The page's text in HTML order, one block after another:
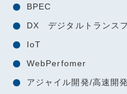
BPEC
DX デジタルトランス
IoT
WebPerfomer
アジャイル開発/高速開